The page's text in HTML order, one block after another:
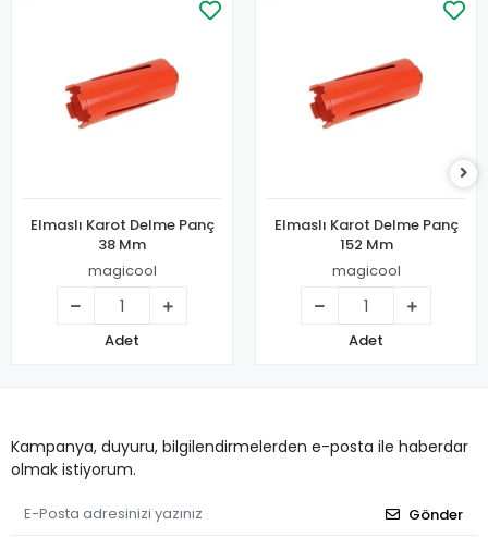
Elmaslı Karot Delme Panç
38 Mm
magicool
Adet
Elmaslı Karot Delme Panç
152 Mm
magicool
Adet
Kampanya, duyuru, bilgilendirmelerden e-posta ile haberdar
olmak istiyorum.
Gönder